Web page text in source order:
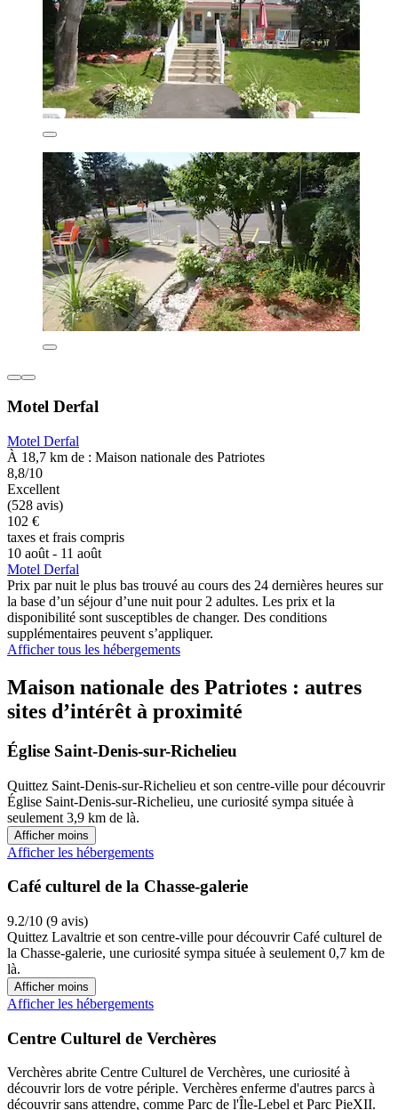
Motel Derfal
Motel Derfal
À 18,7 km de : Maison nationale des Patriotes
8,8/10
Excellent
(528 avis)
102 €
taxes et frais compris
10 août - 11 août
Motel Derfal
Prix par nuit le plus bas trouvé au cours des 24 dernières heures sur
la base d’un séjour d’une nuit pour 2 adultes. Les prix et la
disponibilité sont susceptibles de changer. Des conditions
supplémentaires peuvent s’appliquer.
Afficher tous les hébergements
Maison nationale des Patriotes : autres
sites d’intérêt à proximité
Église Saint-Denis-sur-Richelieu
Quittez Saint-Denis-sur-Richelieu et son centre-ville pour découvrir
Église Saint-Denis-sur-Richelieu, une curiosité sympa située à
seulement 3,9 km de là.
Afficher moins
Afficher les hébergements
Café culturel de la Chasse-galerie
9.2/10 (9 avis)
Quittez Lavaltrie et son centre-ville pour découvrir Café culturel de
la Chasse-galerie, une curiosité sympa située à seulement 0,7 km de
là.
Afficher moins
Afficher les hébergements
Centre Culturel de Verchères
Verchères abrite Centre Culturel de Verchères, une curiosité à
découvrir lors de votre périple. Verchères enferme d'autres parcs à
découvrir sans attendre, comme Parc de l'Île-Lebel et Parc PieXII.